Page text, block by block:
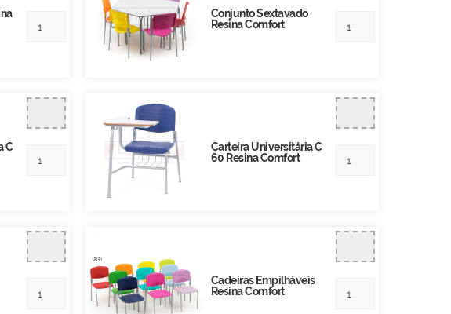
Conjunto Sextavado
Resina Comfort
C
Carteira Universitária C
60 Resina Comfort
Cadeiras Empilháveis
Resina Comfort